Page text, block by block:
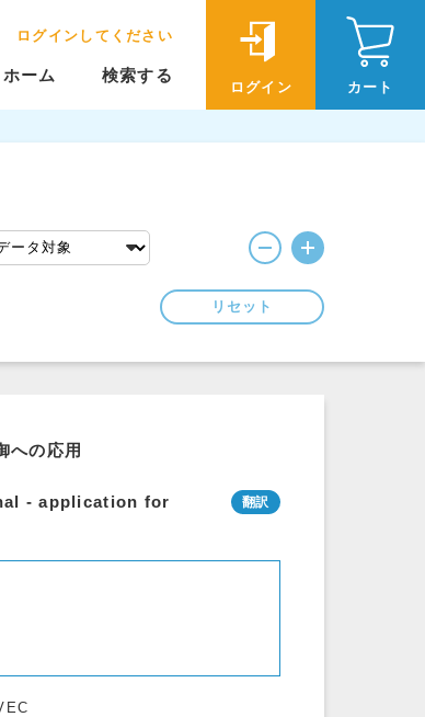
ログインしてください
ホーム 検索する
ログイン カート
リセット
への応用
- application for